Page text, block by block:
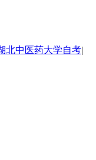
北中医药大学自考|